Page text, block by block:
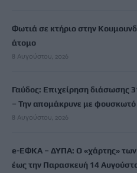
Φωτιά σε κτήριο στην
άτομο
8 Αυγούστου, 2026
Γαύδος: Επιχείρηση διάσωσης
– Την απομάκρυνε με φουσκωτό
8 Αυγούστου, 2026
e-ΕΦΚΑ – ΔΥΠΑ: Ο «χάρτης»
έως την Παρασκευή 14